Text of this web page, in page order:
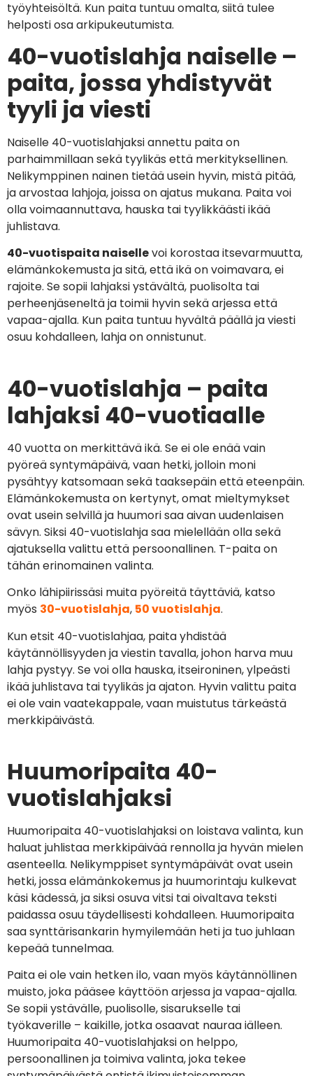
työyhteisöltä. Kun paita tuntuu omalta, siitä tulee
helposti osa arkipukeutumista.
40-vuotislahja naiselle –
paita, jossa yhdistyvät
tyyli ja viesti
Naiselle 40-vuotislahjaksi annettu paita on
parhaimmillaan sekä tyylikäs että merkityksellinen.
Nelikymppinen nainen tietää usein hyvin, mistä pitää,
ja arvostaa lahjoja, joissa on ajatus mukana. Paita voi
olla voimaannuttava, hauska tai tyylikkäästi ikää
juhlistava.
40-vuotispaita naisellevoi korostaa itsevarmuutta,
elämänkokemusta ja sitä, että ikä on voimavara, ei
rajoite. Se sopii lahjaksi ystävältä, puolisolta tai
perheenjäseneltä ja toimii hyvin sekä arjessa että
vapaa-ajalla. Kun paita tuntuu hyvältä päällä ja viesti
osuu kohdalleen, lahja on onnistunut.
40-vuotislahja – paita
lahjaksi 40-vuotiaalle
40 vuotta on merkittävä ikä. Se ei ole enää vain
pyöreä syntymäpäivä, vaan hetki, jolloin moni
pysähtyy katsomaan sekä taaksepäin että eteenpäin.
Elämänkokemusta on kertynyt, omat mieltymykset
ovat usein selvillä ja huumori saa aivan uudenlaisen
sävyn. Siksi 40-vuotislahja saa mielellään olla sekä
ajatuksella valittu että persoonallinen. T-paita on
tähän erinomainen valinta.
Onko lähipiirissäsi muita pyöreitä täyttäviä, katso
myös 30-vuotislahja, 50 vuotislahja.
Kun etsit 40-vuotislahjaa, paita yhdistää
käytännöllisyyden ja viestin tavalla, johon harva muu
lahja pystyy. Se voi olla hauska, itseironinen, ylpeästi
ikää juhlistava tai tyylikäs ja ajaton. Hyvin valittu paita
ei ole vain vaatekappale, vaan muistutus tärkeästä
merkkipäivästä.
Huumoripaita 40-
vuotislahjaksi
Huumoripaita 40-vuotislahjaksi on loistava valinta, kun
haluat juhlistaa merkkipäivää rennolla ja hyvän mielen
asenteella. Nelikymppiset syntymäpäivät ovat usein
hetki, jossa elämänkokemus ja huumorintaju kulkevat
käsi kädessä, ja siksi osuva vitsi tai oivaltava teksti
paidassa osuu täydellisesti kohdalleen. Huumoripaita
saa synttärisankarin hymyilemään heti ja tuo juhlaan
kepeää tunnelmaa.
Paita ei ole vain hetken ilo, vaan myös käytännöllinen
muisto, joka pääsee käyttöön arjessa ja vapaa-ajalla.
Se sopii ystävälle, puolisolle, sisarukselle tai
työkaverille – kaikille, jotka osaavat nauraa iälleen.
Huumoripaita 40-vuotislahjaksi on helppo,
persoonallinen ja toimiva valinta, joka tekee